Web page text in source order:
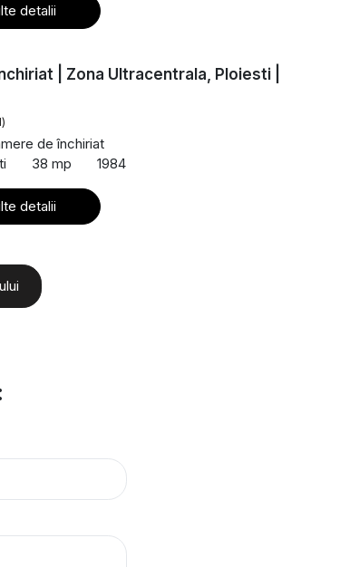
detalii
| Zona Ultracentrala, Ploiesti |
de închiriat
38 mp 1984
detalii